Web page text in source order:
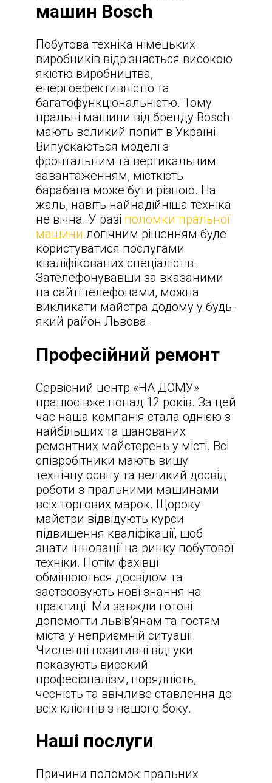
машин Bosch
Побутова техніка німецьких
виробників відрізняється високою
якістю виробництва,
енергоефективністю та
багатофункціональністю. Тому
пральні машини від бренду Bosch
мають великий попит в Україні.
Випускаються моделі з
фронтальним та вертикальним
завантаженням, місткість
барабана може бути різною. На
жаль, навіть найнадійніша техніка
не вічна. У разі поломки пральної
машини логічним рішенням буде
користуватися послугами
кваліфікованих спеціалістів.
Зателефонувавши за вказаними
на сайті телефонами, можна
викликати майстра додому у будь-
який район Львова.
Професійний ремонт
Сервісний центр «НА ДОМУ»
працює вже понад 12 років. За цей
час наша компанія стала однією з
найбільших та шанованих
ремонтних майстерень у місті. Всі
співробітники мають вищу
технічну освіту та великий досвід
роботи з пральними машинами
всіх торгових марок. Щороку
майстри відвідують курси
підвищення кваліфікації, щоб
знати інновації на ринку побутової
техніки. Потім фахівці
обмінюються досвідом та
застосовують нові знання на
практиці. Ми завжди готові
допомогти львів'янам та гостям
міста у неприємній ситуації.
Численні позитивні відгуки
показують високий
професіоналізм, порядність,
чесність та ввічливе ставлення до
всіх клієнтів з нашого боку.
Наші послуги
Причини поломок пральних